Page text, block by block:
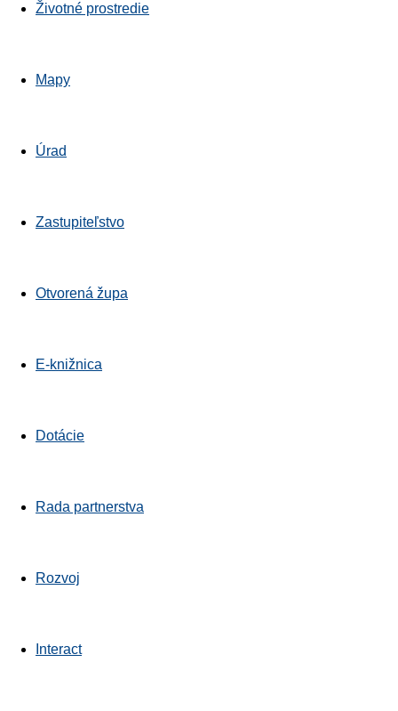
Životné prostredie
Mapy
Úrad
Zastupiteľstvo
Otvorená župa
E-knižnica
Dotácie
Rada partnerstva
Rozvoj
Interact